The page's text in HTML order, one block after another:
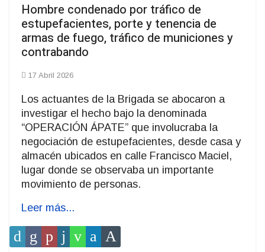
Hombre condenado por tráfico de
estupefacientes, porte y tenencia de
armas de fuego, tráfico de municiones y
contrabando
17 Abril 2026
Los actuantes de la Brigada se abocaron a
investigar el hecho bajo la denominada
“OPERACIÓN ÁPATE” que involucraba la
negociación de estupefacientes, desde casa y
almacén ubicados en calle Francisco Maciel,
lugar donde se observaba un importante
movimiento de personas.
Leer más...